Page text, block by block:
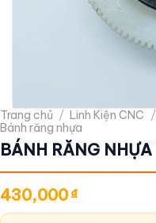
Trang chủ / Linh Kiện CNC /
Bánh răng nhựa
BÁNH RĂNG
430,000₫